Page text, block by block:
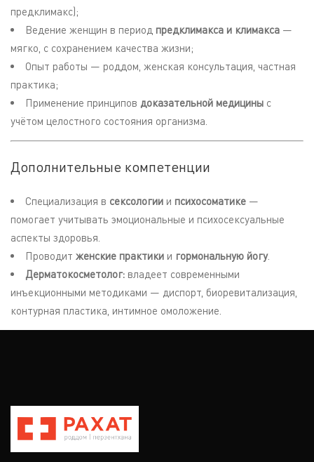
предклимакс);
Ведение женщин в период предклимакса и климакса —
мягко, с сохранением качества жизни;
Опыт работы — роддом, женская консультация, частная
практика;
Применение принципов доказательной медицины с
учётом целостного состояния организма.
Дополнительные компетенции
Специализация в сексологии и психосоматике —
помогает учитывать эмоциональные и психосексуальные
аспекты здоровья.
Проводит женские практики и гормональную йогу.
Дерматокосметолог: владеет современными
инъекционными методиками — диспорт, биоревитализация,
контурная пластика, интимное омоложение.